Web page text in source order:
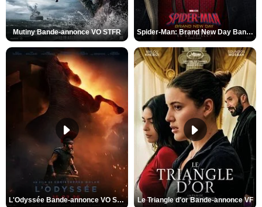
Mutiny Bande-annonce VO STFR Spider-Man: Brand New Day Bande-annonce VO STFR
L'Odyssée Bande-annonce VO STFR Le Triangle d'or Bande-annonce VF